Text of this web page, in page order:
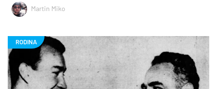
Martin Miko